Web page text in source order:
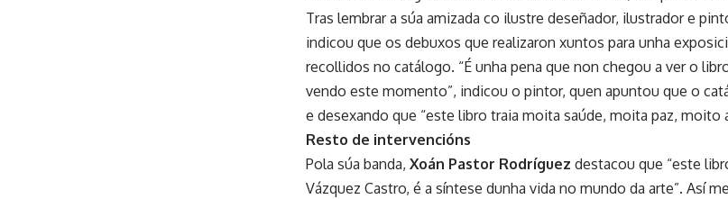
Tras lembrar a súa amizada co ilustre deseñador, ilustrador e
indicou que os debuxos que realizaron xuntos para unha
recollidos no catálogo. “É unha pena que non chegou a ver o
vendo este momento”, indicou o pintor, quen apuntou que o
e desexando que “este libro traia moita saúde, moita paz, moito
Resto de intervencións
Pola súa banda, Xoán Pastor Rodríguez destacou que “este
Vázquez Castro, é a síntese dunha vida no mundo da arte”. Así